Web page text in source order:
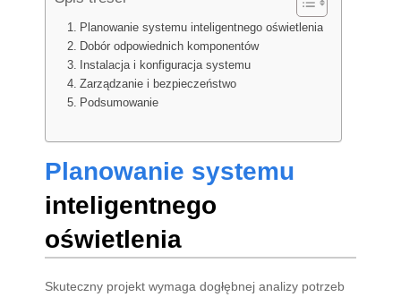
Planowanie systemu inteligentnego oświetlenia
Dobór odpowiednich komponentów
Instalacja i konfiguracja systemu
Zarządzanie i bezpieczeństwo
Podsumowanie
Planowanie systemu
inteligentnego
oświetlenia
Skuteczny projekt wymaga dogłębnej analizy potrzeb